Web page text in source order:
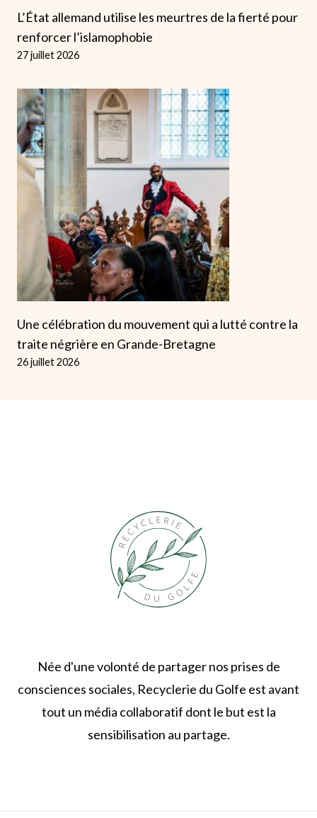
L’État allemand utilise les meurtres de la fierté pour
renforcer l’islamophobie
27 juillet 2026
Une célébration du mouvement qui a lutté contre la
traite négrière en Grande-Bretagne
26 juillet 2026
Née d'une volonté de partager nos prises de
consciences sociales, Recyclerie du Golfe est avant
tout un média collaboratif dont le but est la
sensibilisation au partage.